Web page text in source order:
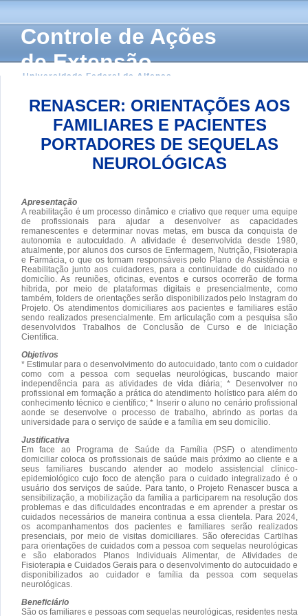
Controle de Ações
de Extensão
Universidade Federal de Alfenas
RENASCER: ORIENTAÇÕES AOS
FAMILIARES E PACIENTES
PORTADORES DE SEQUELAS
NEUROLÓGICAS
Apresentação
A reabilitação é um processo dinâmico e criativo que requer uma equipe
de profissionais para ajudar a desenvolver as capacidades
remanescentes e determinar novas metas, em busca da conquista de
autonomia e autocuidado. A atividade é desenvolvida desde 1980,
atualmente, por alunos dos cursos de Enfermagem, Nutrição, Fisioterapia
e Farmácia, o que os tornam responsáveis pelo Plano de Assistência e
Reabilitação junto aos cuidadores, para a continuidade do cuidado no
domicílio. As reuniões, oficinas, eventos e cursos ocorrerão de forma
hibrida, por meio de plataformas digitais e presencialmente, como
também, folders de orientações serão disponibilizados pelo Instagram do
Projeto. Os atendimentos domiciliares aos pacientes e familiares estão
sendo realizados presencialmente. Em articulação com a pesquisa são
desenvolvidos Trabalhos de Conclusão de Curso e de Iniciação
Científica.
Objetivos
* Estimular para o desenvolvimento do autocuidado, tanto com o cuidador
como com a pessoa com sequelas neurológicas, buscando maior
independência para as atividades de vida diária; * Desenvolver no
profissional em formação a prática do atendimento holístico para além do
conhecimento técnico e científico; * Inserir o aluno no cenário profissional
aonde se desenvolve o processo de trabalho, abrindo as portas da
universidade para o serviço de saúde e a família em seu domicílio.
Justificativa
Em face ao Programa de Saúde da Família (PSF) o atendimento
domiciliar coloca os profissionais de saúde mais próximo ao cliente e a
seus familiares buscando atender ao modelo assistencial clínico-
epidemiológico cujo foco de atenção para o cuidado integralizado é o
usuário dos serviços de saúde. Para tanto, o Projeto Renascer busca a
sensibilização, a mobilização da família a participarem na resolução dos
problemas e das dificuldades encontradas e em aprender a prestar os
cuidados necessários de maneira continua a essa clientela. Para 2024,
os acompanhamentos dos pacientes e familiares serão realizados
presenciais, por meio de visitas domiciliares. São oferecidas Cartilhas
para orientações de cuidados com a pessoa com sequelas neurológicas
e são elaborados Planos Individuais Alimentar, de Atividades de
Fisioterapia e Cuidados Gerais para o desenvolvimento do autocuidado e
disponibilizados ao cuidador e família da pessoa com sequelas
neurológicas.
Beneficiário
São os familiares e pessoas com sequelas neurológicas, residentes nesta